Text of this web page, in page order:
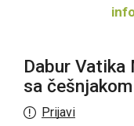
Dabur
sa
Prijavi